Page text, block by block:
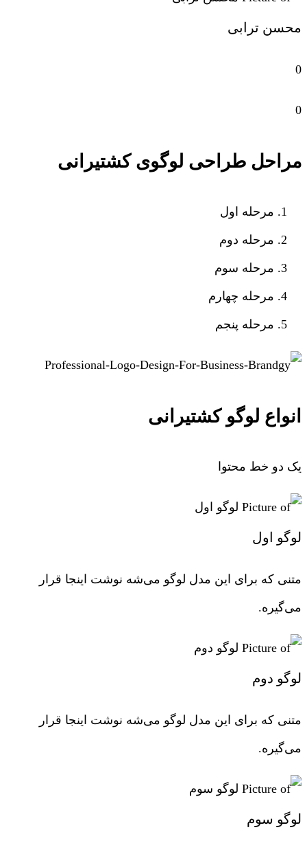
محسن ترابی
0
0
مراحل طراحی لوگوی کشتیرانی
مرحله اول
مرحله دوم
مرحله سوم
مرحله چهارم
مرحله پنجم
انواع لوگو کشتیرانی
یک دو خط محتوا
لوگو اول
متنی که برای این مدل لوگو می‌شه نوشت اینجا قرار
می‌گیره.
لوگو دوم
متنی که برای این مدل لوگو می‌شه نوشت اینجا قرار
می‌گیره.
لوگو سوم